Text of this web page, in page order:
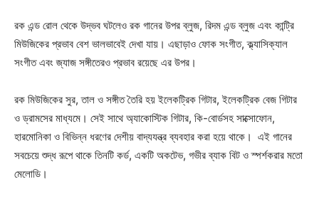
রক এন্ড রোল থেকে উদ্ভব ঘটলেও রক গানের উপর ব্লুজ, রিদম এন্ড ব্লুজ এবং কান্ট্রি
মিউজিকের প্রভাব বেশ ভালভাবেই দেখা যায়। এছাড়াও ফোক সংগীত, ক্ল্যাসিক্যাল
সংগীত এবং জ্যাজ সঙ্গীতেরও প্রভাব রয়েছে এর উপর।
রক মিউজিকের সুর, তাল ও সঙ্গীত তৈরি হয় ইলেকট্রিক গিটার, ইলেকট্রিক বেজ গিটার
ও ড্রামসের মাধ্যমে। সেই সাথে অ্যাকোস্টিক গিটার, কি-বোর্ডসহ সাক্সোফোন,
হারমোনিকা ও বিভিন্ন ধরণের দেশীয় বাদ্যযন্ত্র ব্যবহার করা হয়ে থাকে। এই গানের
সবচেয়ে শুদ্ধ রূপে থাকে তিনটি কর্ড, একটি অকটেভ, গভীর ব্যাক বিট ও স্পর্শকরার মতো
মেলোডি।